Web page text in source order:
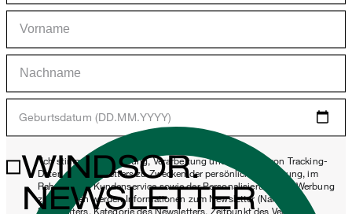
Geburtsdatum (DD.MM.YYYY)
*Ich stimme der Erhebung, Verarbeitung und Nutzung von Tracking-
Daten des Newsletters zu Zwecken der persönlichen Beratung, im
Rahmen des Kundenservice sowie der Personalisierung von Werbung
zu. Erhoben werden Informationen zum Newsletter (Name des
WINDSOR.
NEWSLETTER